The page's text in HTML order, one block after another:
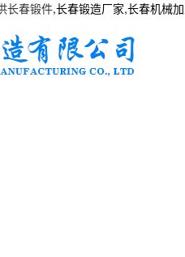
长春锻件,长春锻造厂家,长春机械